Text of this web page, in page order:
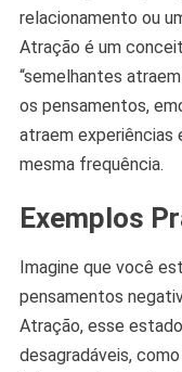
relacionamento ou
Atração é um
“semelhantes
os pensamentos,
atraem experiências
mesma frequência.
Exemplos
Imagine que você
pensamentos
Atração, esse
desagradáveis,